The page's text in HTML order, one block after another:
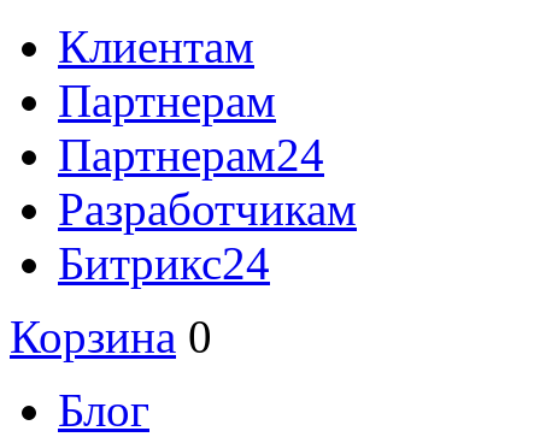
Клиентам
Партнерам
Партнерам24
Разработчикам
Битрикс24
Корзина 0
Блог